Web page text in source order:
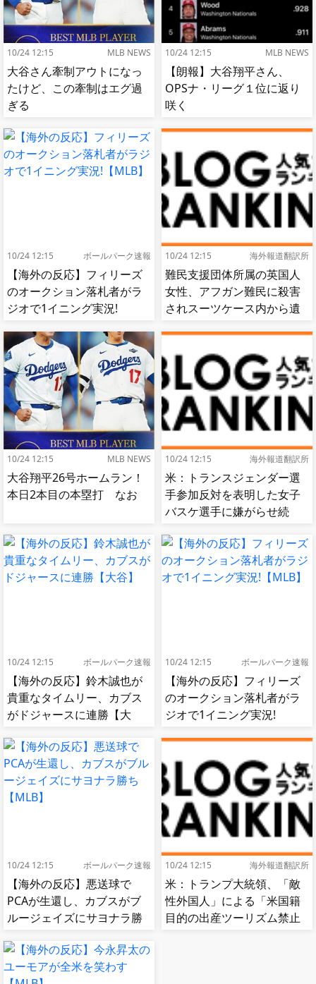
10/24 12:15 MLB NEWS
大谷さん牽制アウトになっ
たけど、この牽制はエグ過
ぎる
10/24 12:15 MLB NEWS
【朗報】大谷翔平さん、
OPSナ・リーグ１位に返り
咲く
10/24 12:15 ボールパーク速報
【海外の反応】フィリーズ
のオークション落札者がラ
ジオで1イニング実況!
10/24 12:15 海外報道翻訳所
難民支援団体所属の英国人
女性、アフガン難民に殺害
されスーツケース内から遺
10/24 12:15 MLB NEWS
大谷翔平26号ホームラン！
本日2本目の本塁打 なお
10/24 12:15 海外報道翻訳所
米：トランスジェンダー選
手参加反対を表明した女子
バスケ選手に嫌がらせ続
肘鉄を顔面に食らう[海外の
反応]
10/24 12:15 ボールパーク速報
【海外の反応】鈴木誠也が
貴重なタイムリー、カブス
がドジャースに連勝【大
10/24 12:15 ボールパーク速報
【海外の反応】フィリーズ
のオークション落札者がラ
ジオで1イニング実況!
10/24 12:15 ボールパーク速報
【海外の反応】悪送球で
PCAが生還し、カブスがブ
ルージェイズにサヨナラ勝
10/24 12:15 海外報道翻訳所
米：トランプ大統領、「敵
性外国人」による「米国籍
目的の出産ツーリズム禁止